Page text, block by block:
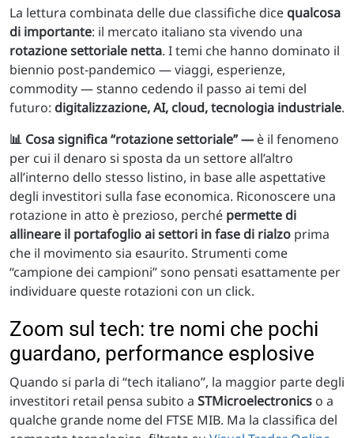
La lettura combinata delle due classifiche dice qualcosa
di importante: il mercato italiano sta vivendo una
rotazione settoriale netta. I temi che hanno dominato il
biennio post-pandemico — viaggi, esperienze,
commodity — stanno cedendo il passo ai temi del
futuro: digitalizzazione, AI, cloud, tecnologia industriale.
📊 Cosa significa “rotazione settoriale” — è il fenomeno
per cui il denaro si sposta da un settore all’altro
all’interno dello stesso listino, in base alle aspettative
degli investitori sulla fase economica. Riconoscere una
rotazione in atto è prezioso, perché permette di
allineare il portafoglio ai settori in fase di rialzo prima
che il movimento sia esaurito. Strumenti come
“campione dei campioni” sono pensati esattamente per
individuare queste rotazioni con un click.
Zoom sul tech: tre nomi che pochi
guardano, performance esplosive
Quando si parla di “tech italiano”, la maggior parte degli
investitori retail pensa subito a STMicroelectronics o a
qualche grande nome del FTSE MIB. Ma la classifica del